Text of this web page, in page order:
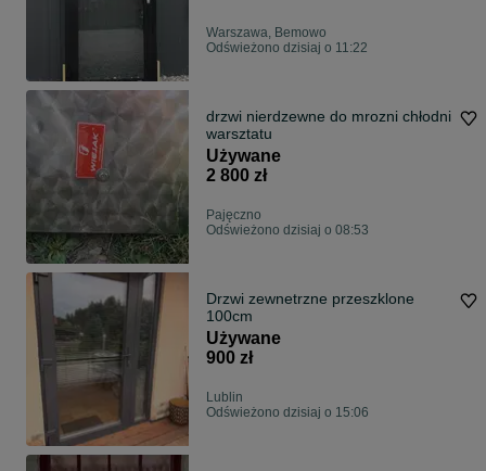
Warszawa, Bemowo
Odświeżono dzisiaj o 11:22
drzwi nierdzewne do mrozni chłodni
warsztatu
Używane
2 800 zł
Pajęczno
Odświeżono dzisiaj o 08:53
Drzwi zewnetrzne przeszklone
100cm
Używane
900 zł
Lublin
Odświeżono dzisiaj o 15:06